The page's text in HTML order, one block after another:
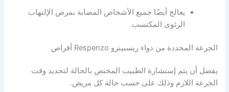
يعالج أيضًا جميع الأشخاص المصابة بمرض الإلتهاب
الرئوى المكتسب.
الجرعة المحددة من دواء ريسبينزو Respenzo أقراص
يفضل أن يتم إستشارة الطبيب المختص بالحالة لتحديد وقت
الجرعة اللازم وذلك على حسب حالة كل مريض.